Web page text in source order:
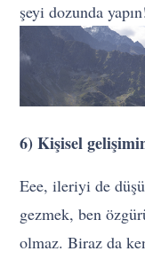
şeyi dozunda
6) Kişisel
Eee, ileriyi de
gezmek, ben
olmaz. Biraz da